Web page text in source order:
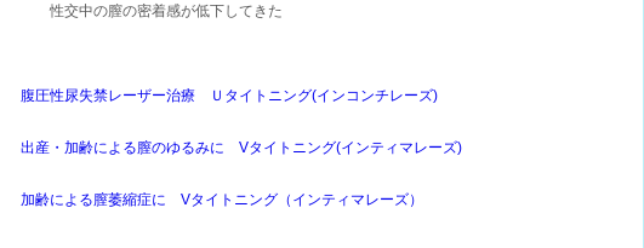
性交中の膣の密着感が低下してきた
腹圧性尿失禁レーザー治療 Ｕタイトニング(インコンチレーズ)
出産・加齢による膣のゆるみに Vタイトニング(インティマレーズ)
加齢による膣萎縮症に Vタイトニング（インティマレーズ）